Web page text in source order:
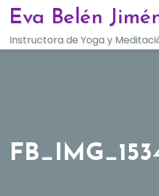
Saltar
contenido
Eva Belén
Instructora de Yoga y